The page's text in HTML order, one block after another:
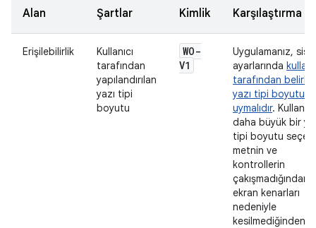
Alan Şartlar Kimlik Karşılaştırma
Erişilebilirlik
Kullanıcı
tarafından
yapılandırılan
yazı tipi
boyutu
WO-
V1
Uygulamanız,
ayarlarında
tarafından
yazı tipi boyutuna
uymalıdır. Kullanıcı
daha büyük bir
tipi boyutu
metnin ve
kontrollerin
çakışmadığından
ekran kenarları
nedeniyle
kesilmediğinden